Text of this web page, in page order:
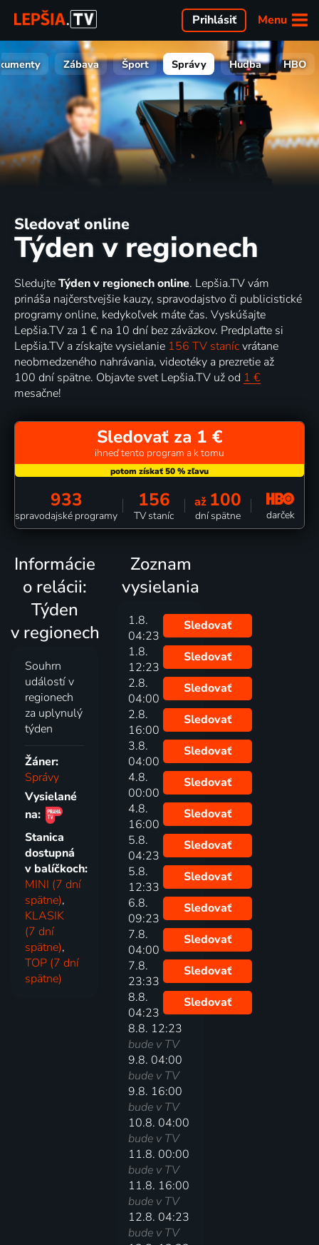
Menu
Prihlásiť
Zábava Šport Správy Hudba HBO
Sledovať online
Týden v regionech
SledujteTýden v regionech online. Lepšia.TV vám
prináša najčerstvejšie kauzy, spravodajstvo či publicistické
programy online, kedykoľvek máte čas. Vyskúšajte
Lepšia.TV za 1 € na 10 dní bez záväzkov. Predplaťte si
Lepšia.TV a získajte vysielanie 156 TV stanícvrátane
neobmedzeného nahrávania, videotéky a prezretie až
100 dní spätne. Objavte svet Lepšia.TV už od 1 €
mesačne!
Sledovať za 1 €
ihneď tento program a k tomu
933
spravodajské programy
156
TV staníc
až 100
dní spätne darček
Informácie
o relácii:
Týden
v regionech
Souhrn
událostí v
regionech
za uplynulý
týden
Žáner:
Správy
Vysielané
na:
Stanica
dostupná
v balíčkoch:
MINI (7 dní
spätne),
KLASIK
(7 dní
spätne),
TOP (7 dní
spätne)
Zoznam
vysielania
1.8.
04:23
Sledovať
1.8.
12:23
Sledovať
2.8.
04:00
Sledovať
2.8.
16:00
Sledovať
3.8.
04:00
Sledovať
4.8.
00:00
Sledovať
4.8.
16:00
Sledovať
5.8.
04:23
Sledovať
5.8.
12:33
Sledovať
6.8.
09:23
Sledovať
7.8.
04:00
Sledovať
7.8.
23:33
Sledovať
8.8.
04:23
Sledovať
8.8. 12:23
bude v TV
9.8. 04:00
bude v TV
9.8. 16:00
bude v TV
10.8. 04:00
bude v TV
11.8. 00:00
bude v TV
11.8. 16:00
bude v TV
12.8. 04:23
bude v TV